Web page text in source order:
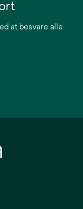
at besvare alle